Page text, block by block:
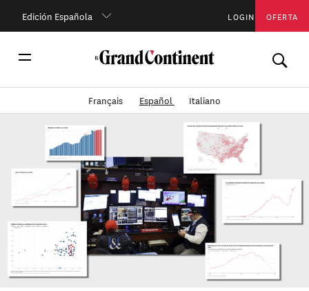
Edición Española LOGIN OFERTA
Français Español Italiano